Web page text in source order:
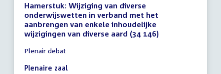
Hamerstuk: Wijziging van diverse
onderwijswetten in verband met het
aanbrengen van enkele inhoudelijke
wijzigingen van diverse aard (34 146)
vergadering
10:14
Plenair debat
Plenaire zaal